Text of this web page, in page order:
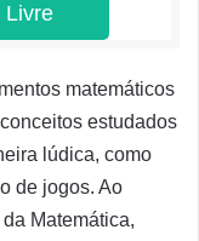
Livre
matemáticos
estudados
lúdica, como
de jogos. Ao
Matemática,